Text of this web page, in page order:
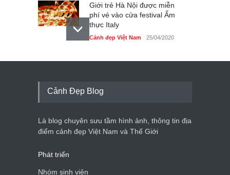
Giới trẻ Hà Nội được miễn
phí vé vào cửa festival Ẩm
thực Italy
Cảnh đẹp Việt Nam 25/04/2020
Tam giác mạch khoe sắc
du lịch quốc gia
Cảnh đẹp Việt Nam 24/04/2020
Cảnh Đẹp Blog
Là blog chuyên sưu tầm hình ảnh, thông tin địa
điểm cảnh đẹp Việt Nam và Thế Giới
Phát triển
Nhóm sinh viên